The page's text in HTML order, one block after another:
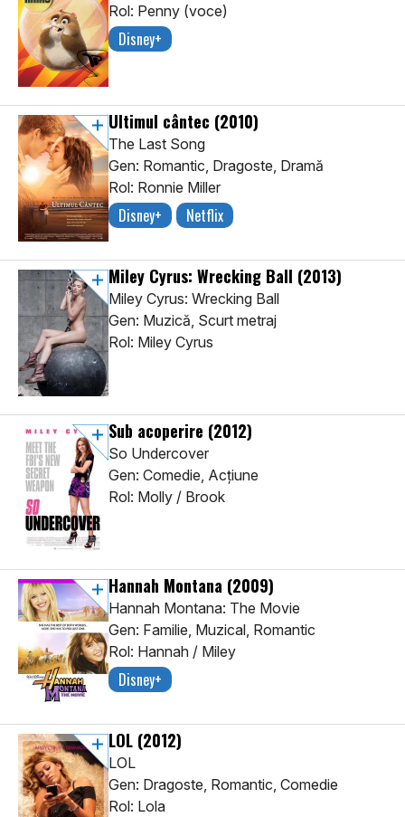
Rol: Penny (voce)
Disney+
Ultimul cântec (2010)
The Last Song
Gen: Romantic, Dragoste, Dramă
Rol: Ronnie Miller
Disney+ Netflix
Miley Cyrus: Wrecking Ball (2013)
Miley Cyrus: Wrecking Ball
Gen: Muzică, Scurt metraj
Rol: Miley Cyrus
Sub acoperire (2012)
So Undercover
Gen: Comedie, Acţiune
Rol: Molly / Brook
Hannah Montana (2009)
Hannah Montana: The Movie
Gen: Familie, Muzical, Romantic
Rol: Hannah / Miley
Disney+
LOL (2012)
LOL
Gen: Dragoste, Romantic, Comedie
Rol: Lola